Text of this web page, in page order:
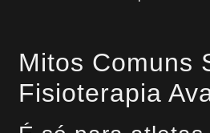
Mitos Comuns
Fisioterapia